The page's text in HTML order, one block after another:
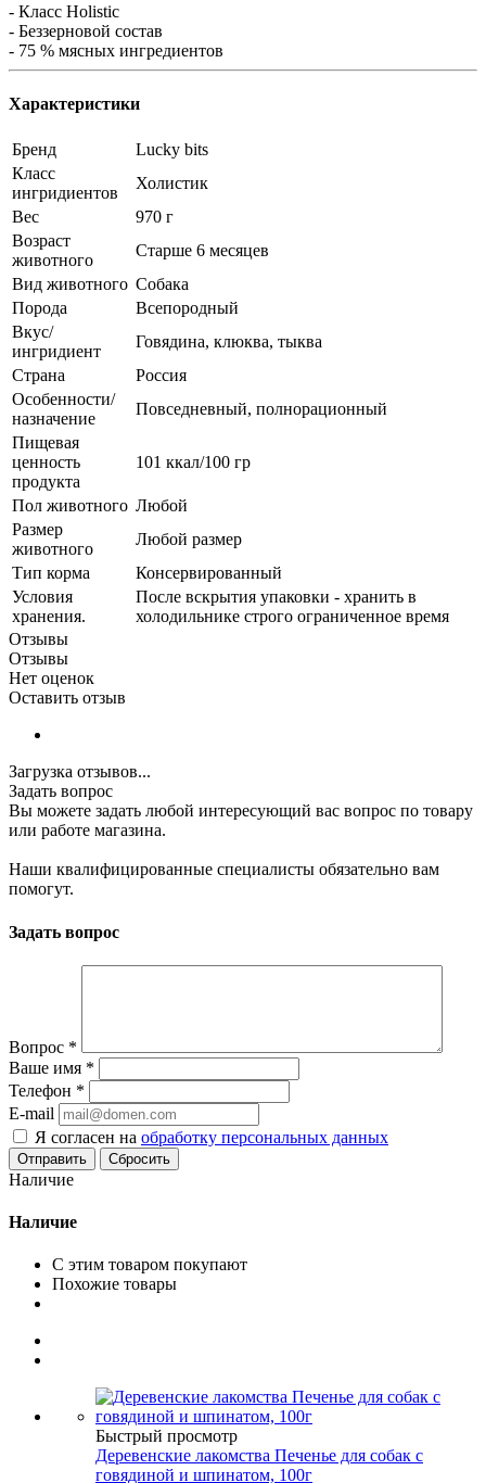
- Класс Holistic
- Беззерновой состав
- 75 % мясных ингредиентов
Характеристики
Бренд
Lucky bits
Класс
ингридиентов
Холистик
Вес
970 г
Возраст
животного
Старше 6 месяцев
Вид животного Собака
Порода
Всепородный
Вкус/
ингридиент
Говядина, клюква, тыква
Страна
Россия
Особенности/
назначение
Повседневный, полнорационный
Пищевая
ценность
продукта
101 ккал/100 гр
Пол животного Любой
Размер
животного
Любой размер
Тип корма
Консервированный
Условия
хранения.
После вскрытия упаковки - хранить в
холодильнике строго ограниченное время
Отзывы
Отзывы
Нет оценок
Оставить отзыв
Загрузка отзывов...
Задать вопрос
Вы можете задать любой интересующий вас вопрос по товару
или работе магазина.
Наши квалифицированные специалисты обязательно вам
помогут.
Задать вопрос
Вопрос *
Ваше имя *
Телефон *
E-mail
Я согласен на обработку персональных данных
Сбросить
Наличие
Наличие
С этим товаром покупают
Похожие товары
Быстрый просмотр
Деревенские лакомства Печенье для собак с
говядиной и шпинатом, 100г